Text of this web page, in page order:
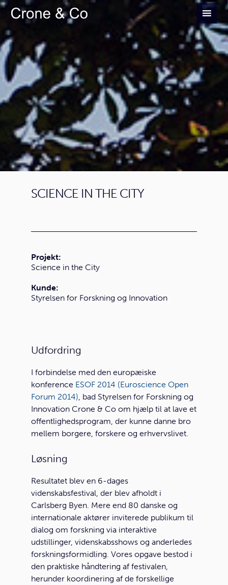
SCIENCE IN THE CITY
Projekt:
Science in the City
Kunde:
Styrelsen for Forskning og Innovation
Udfordring
I forbindelse med den europæiske
konference ESOF 2014 (Euroscience Open
Forum 2014), bad Styrelsen for Forskning og
Innovation Crone & Co om hjælp til at lave et
offentlighedsprogram, der kunne danne bro
mellem borgere, forskere og erhvervslivet.
Løsning
Resultatet blev en 6-dages
videnskabsfestival, der blev afholdt i
Carlsberg Byen. Mere end 80 danske og
internationale aktører inviterede publikum til
dialog om forskning via interaktive
udstillinger, videnskabsshows og anderledes
forskningsformidling. Vores opgave bestod i
den praktiske håndtering af festivalen,
herunder koordinering af de forskellige